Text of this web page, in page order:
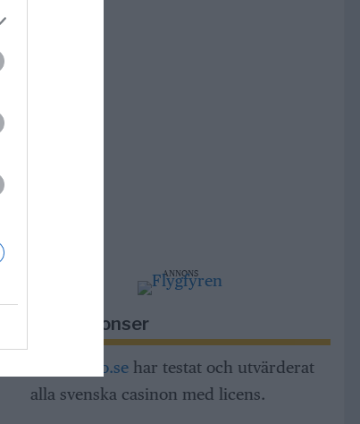
ANNONS
Riksannonser
Casinorino.sehar testat och utvärderat
alla svenska casinon med licens.